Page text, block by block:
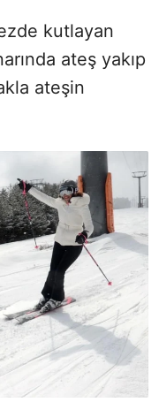
kutlayan
ateş yakıp
ateşin